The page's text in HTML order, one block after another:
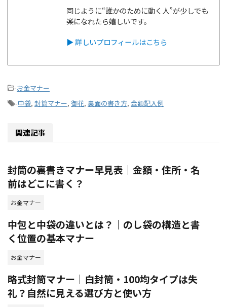
同じように“誰かのために動く人”が少しでも
楽になれたら嬉しいです。
▶ 詳しいプロフィールはこちら
-お金マナー
-中袋, 封筒マナー, 御花, 裏面の書き方, 金額記入例
関連記事
封筒の裏書きマナー早見表｜金額・住所・名
前はどこに書く？
お金マナー
中包と中袋の違いとは？｜のし袋の構造と書
く位置の基本マナー
お金マナー
略式封筒マナー｜白封筒・100均タイプは失
礼？自然に見える選び方と使い方